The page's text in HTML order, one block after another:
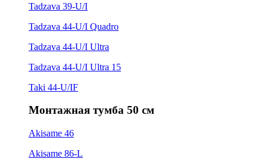
Tadzava 39-U/I
Tadzava 44-U/I Quadro
Tadzava 44-U/I Ultra
Tadzava 44-U/I Ultra 15
Taki 44-U/IF
Монтажная тумба 50 см
Akisame 46
Akisame 86-L